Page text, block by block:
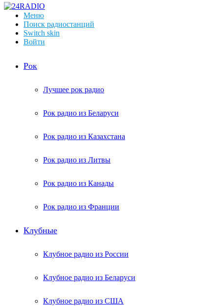
Меню
Поиск радиостанций
Switch skin
Войти
Рок
Лучшее рок радио
Рок радио из Беларуси
Рок радио из Казахстана
Рок радио из Литвы
Рок радио из Канады
Рок радио из Франции
Клубные
Клубное радио из России
Клубное радио из Беларуси
Клубное радио из США